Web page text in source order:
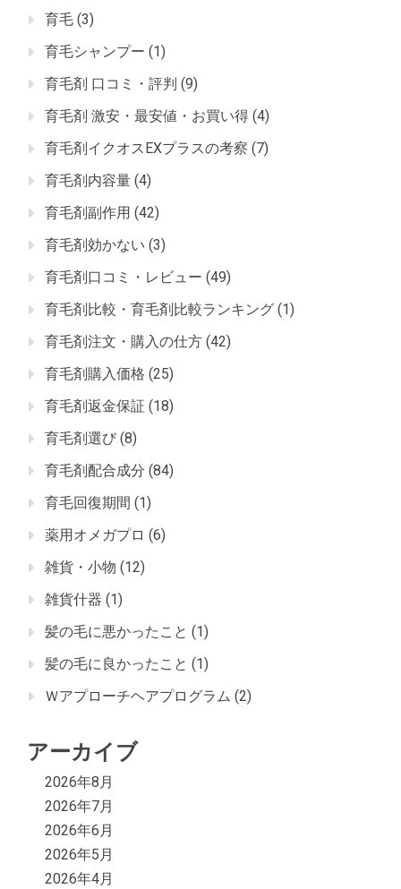
育毛 (3)
育毛シャンプー (1)
育毛剤 口コミ・評判 (9)
育毛剤 激安・最安値・お買い得 (4)
育毛剤イクオスEXプラスの考察 (7)
育毛剤内容量 (4)
育毛剤副作用 (42)
育毛剤効かない (3)
育毛剤口コミ・レビュー (49)
育毛剤比較・育毛剤比較ランキング (1)
育毛剤注文・購入の仕方 (42)
育毛剤購入価格 (25)
育毛剤返金保証 (18)
育毛剤選び (8)
育毛剤配合成分 (84)
育毛回復期間 (1)
薬用オメガプロ (6)
雑貨・小物 (12)
雑貨什器 (1)
髪の毛に悪かったこと (1)
髪の毛に良かったこと (1)
Ｗアプローチヘアプログラム (2)
アーカイブ
2026年8月
2026年7月
2026年6月
2026年5月
2026年4月